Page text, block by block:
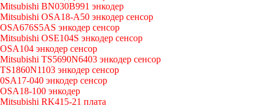
Mitsubishi BN030B991 энкодер
Mitsubishi OSA18-A50 энкодер сенсор
OSA676S5AS энкодер сенсор
Mitsubishi OSE104S энкодер сенсор
OSA104 энкодер сенсор
Mitsubishi TS5690N6403 энкодер сенсор
TS1860N1103 энкодер сенсор
0SA17-040 энкодер сенсор
OSA18-100 энкодер
Mitsubishi RK415-21 плата